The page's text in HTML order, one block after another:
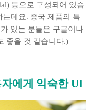
등으로 구성되어 있습
데요. 중국 제품의 특
있는 분들은 구글이나
좋을 것 같습니다.)
에게 익숙한 UI